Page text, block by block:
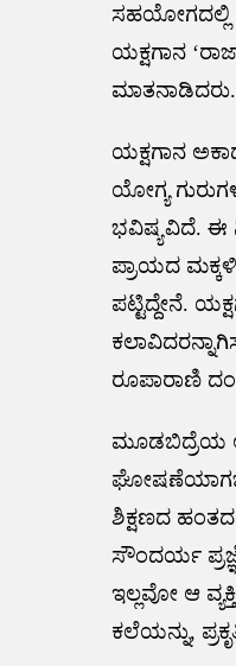
ಸಹಯೋಗದಲ್ಲಿ
ಯಕ್ಷಗಾನ
ಮಾತನಾಡಿದರು.
ಯಕ್ಷಗಾನ
ಯೋಗ್ಯ
ಭವಿಷ್ಯವಿದೆ. ಈ
ಪ್ರಾಯದ
ಪಟ್ಟಿದ್ದೇನೆ.
ರೂಪಾರಾಣಿ
ಮೂಡಬಿದ್ರೆಯ
ಶಿಕ್ಷಣದ
ಸೌಂದರ್ಯ
ಇಲ್ಲವೋ ಆ
ಕಲೆಯನ್ನು,